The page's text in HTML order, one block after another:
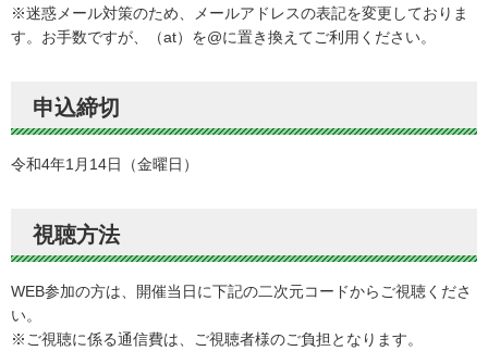
※迷惑メール対策のため、メールアドレスの表記を変更しておりま
す。お手数ですが、（at）を@に置き換えてご利用ください。
申込締切
令和4年1月14日（金曜日）
視聴方法
WEB参加の方は、開催当日に下記の二次元コードからご視聴くださ
い。
※ご視聴に係る通信費は、ご視聴者様のご負担となります。